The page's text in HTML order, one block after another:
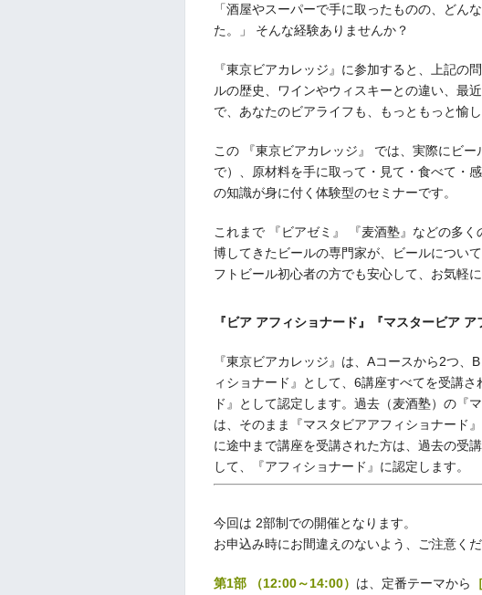
「酒屋やスーパーで手に取ったものの、どん
た。」 そんな経験ありませんか？
『東京ビアカレッジ』に参加すると、上記の
ルの歴史、ワインやウィスキーとの違い、最
で、あなたのビアライフも、もっともっと愉
この 『東京ビアカレッジ』 では、実際にビ
で）、原材料を手に取って・見て・食べて・
の知識が身に付く体験型のセミナーです。
これまで 『ビアゼミ』 『麦酒塾』などの多
博してきたビールの専門家が、ビールについ
フトビール初心者の方でも安心して、お気軽に
『ビア アフィショナード』『マスタービア
『東京ビアカレッジ』は、Aコースから2つ、
ィショナード』として、6講座すべてを受講
ド』として認定します。過去（麦酒塾）の『
は、そのまま『マスタビアアフィショナード
に途中まで講座を受講された方は、過去の受
して、『アフィショナード』に認定します。
今回は 2部制での開催となります。
お申込み時にお間違えのないよう、ご注意くだ
第1部 （12:00～14:00） は、定番テーマから